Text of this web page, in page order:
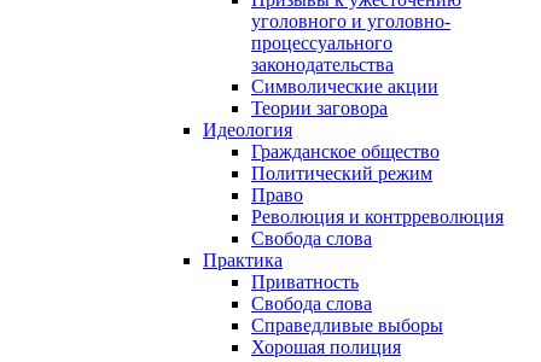
уголовного и уголовно-
процессуального
законодательства
Символические акции
Теории заговора
Идеология
Гражданское общество
Политический режим
Право
Революция и контрреволюция
Свобода слова
Практика
Приватность
Свобода слова
Справедливые выборы
Хорошая полиция